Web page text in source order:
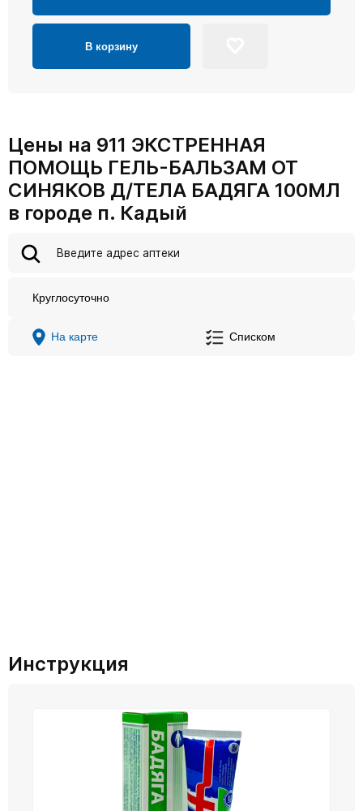
В корзину
Цены на 911 ЭКСТРЕННАЯ
ПОМОЩЬ ГЕЛЬ-БАЛЬЗАМ ОТ
СИНЯКОВ Д/ТЕЛА БАДЯГА 100МЛ
в городе п. Кадый
Круглосуточно
На карте Списком
Инструкция